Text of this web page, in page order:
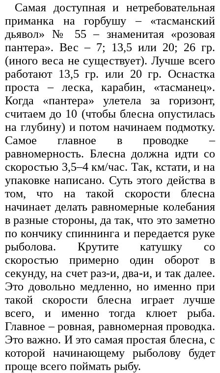
Самая доступная и нетребовательная
приманка на горбушу – «тасманский
дьявол» № 55 – знаменитая «розовая
пантера». Вес – 7; 13,5 или 20; 26 гр.
(иного веса не существует). Лучше всего
работают 13,5 гр. или 20 гр. Оснастка
проста – леска, карабин, «тасманец».
Когда «пантера» улетела за горизонт,
считаем до 10 (чтобы блесна опустилась
на глубину) и потом начинаем подмотку.
Самое главное в проводке –
равномерность. Блесна должна идти со
скоростью 3,5–4 км/час. Так, кстати, и на
упаковке написано. Суть этого действа в
том, что на такой скорости блесна
начинает делать равномерные колебания
в разные стороны, да так, что это заметно
по кончику спиннинга и передается руке
рыболова. Крутите катушку со
скоростью примерно один оборот в
секунду, на счет раз-и, два-и, и так далее.
Это довольно медленно, но именно при
такой скорости блесна играет лучше
всего, и именно тогда клюет рыба.
Главное – ровная, равномерная проводка.
Это важно. И это самая простая блесна, с
которой начинающему рыболову будет
проще всего поймать рыбу.